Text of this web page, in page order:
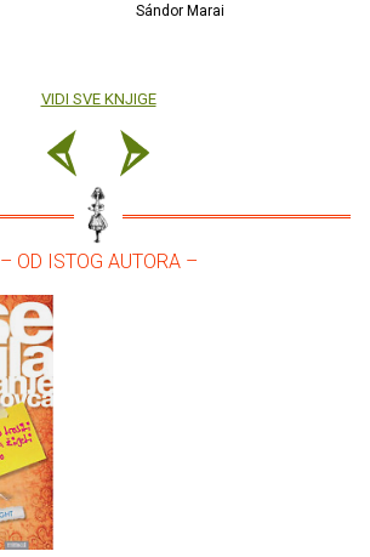
Sándor Marai
VIDI SVE KNJIGE
– OD ISTOG AUTORA –